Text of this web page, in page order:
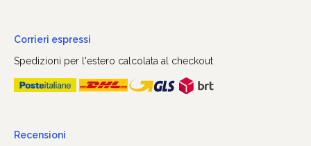
Corrieri espressi
Spedizioni per l'estero calcolata al checkout
Recensioni